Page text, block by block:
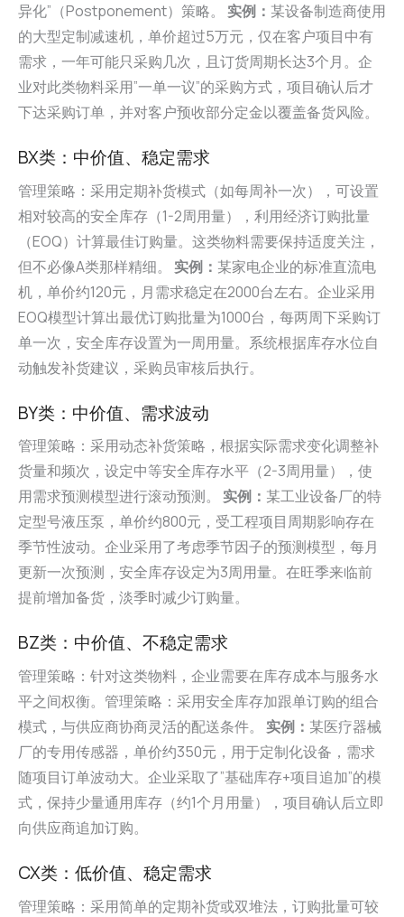
异化”（Postponement）策略。 实例： 某设备制造商使用
的大型定制减速机，单价超过5万元，仅在客户项目中有
需求，一年可能只采购几次，且订货周期长达3个月。企
业对此类物料采用”一单一议”的采购方式，项目确认后才
下达采购订单，并对客户预收部分定金以覆盖备货风险。
BX类：中价值、稳定需求
管理策略：采用定期补货模式（如每周补一次），可设置
相对较高的安全库存（1-2周用量），利用经济订购批量
（EOQ）计算最佳订购量。这类物料需要保持适度关注，
但不必像A类那样精细。 实例： 某家电企业的标准直流电
机，单价约120元，月需求稳定在2000台左右。企业采用
EOQ模型计算出最优订购批量为1000台，每两周下采购订
单一次，安全库存设置为一周用量。系统根据库存水位自
动触发补货建议，采购员审核后执行。
BY类：中价值、需求波动
管理策略：采用动态补货策略，根据实际需求变化调整补
货量和频次，设定中等安全库存水平（2-3周用量），使
用需求预测模型进行滚动预测。 实例： 某工业设备厂的特
定型号液压泵，单价约800元，受工程项目周期影响存在
季节性波动。企业采用了考虑季节因子的预测模型，每月
更新一次预测，安全库存设定为3周用量。在旺季来临前
提前增加备货，淡季时减少订购量。
BZ类：中价值、不稳定需求
管理策略：针对这类物料，企业需要在库存成本与服务水
平之间权衡。管理策略：采用安全库存加跟单订购的组合
模式，与供应商协商灵活的配送条件。 实例： 某医疗器械
厂的专用传感器，单价约350元，用于定制化设备，需求
随项目订单波动大。企业采取了”基础库存+项目追加”的模
式，保持少量通用库存（约1个月用量），项目确认后立即
向供应商追加订购。
CX类：低价值、稳定需求
管理策略：采用简单的定期补货或双堆法，订购批量可较